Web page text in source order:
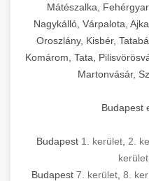
Mátészalka,
Nagykálló, Várpalota,
Oroszlány, Kisbér,
Komárom, Tata,
Martonvásár,
Budapest
Budapest 1. kerület 2.
kerület
Budapest 7. kerület, 8.